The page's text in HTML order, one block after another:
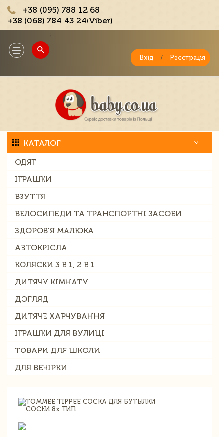
+38 (095) 788 12 68
+38 (068) 784 43 24(Viber)
Toggle
navigation
Вхід / Реєстрація
КАТАЛОГ
ОДЯГ
ІГРАШКИ
ВЗУТТЯ
ВЕЛОСИПЕДИ ТА ТРАНСПОРТНІ ЗАСОБИ
ЗДОРОВ'Я МАЛЮКА
АВТОКРІСЛА
КОЛЯСКИ 3 В 1, 2 В 1
ДИТЯЧУ КІМНАТУ
ДОГЛЯД
ДИТЯЧЕ ХАРЧУВАННЯ
ІГРАШКИ ДЛЯ ВУЛИЦІ
ТОВАРИ ДЛЯ ШКОЛИ
ДЛЯ ВЕЧІРКИ